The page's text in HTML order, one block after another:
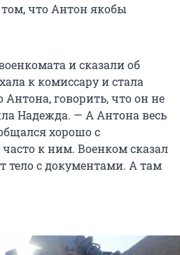
что Антон якобы
и сказали об
к комиссару и стала
Антона, говорить, что он не
Надежда. — А Антона весь
хорошо с
к ним. Военком сказал
тело с документами. А там